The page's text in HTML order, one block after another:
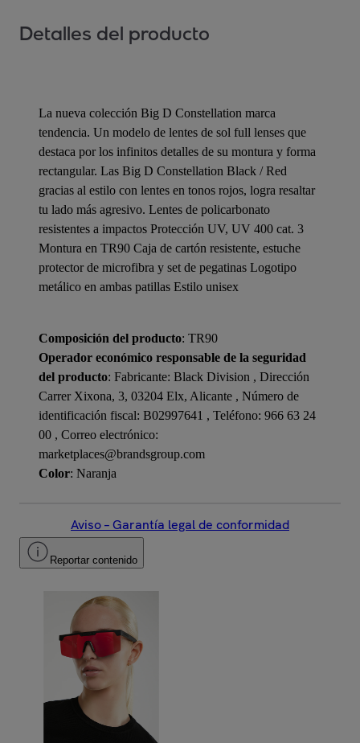
Detalles del producto
La nueva colección Big D Constellation marca
tendencia. Un modelo de lentes de sol full lenses que
destaca por los infinitos detalles de su montura y forma
rectangular. Las Big D Constellation Black / Red
gracias al estilo con lentes en tonos rojos, logra resaltar
tu lado más agresivo. Lentes de policarbonato
resistentes a impactos Protección UV, UV 400 cat. 3
Montura en TR90 Caja de cartón resistente, estuche
protector de microfibra y set de pegatinas Logotipo
metálico en ambas patillas Estilo unisex
Composición del producto: TR90
Operador económico responsable de la seguridad
del producto: Fabricante: Black Division , Dirección
Carrer Xixona, 3, 03204 Elx, Alicante , Número de
identificación fiscal: B02997641 , Teléfono: 966 63 24
00 , Correo electrónico:
marketplaces@brandsgroup.com
Color: Naranja
Aviso – Garantía legal de conformidad
Reportar contenido